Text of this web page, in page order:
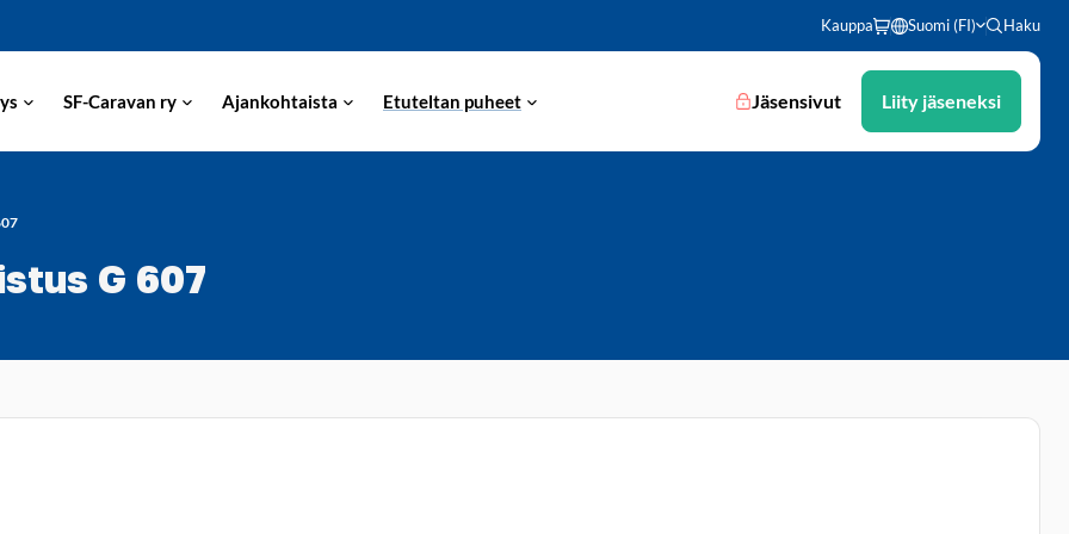
Kauppa Suomi (FI) Haku
SF-Caravan ry Ajankohtaista Etuteltan puheet Jäsensivut Liity jäseneksi
G 607